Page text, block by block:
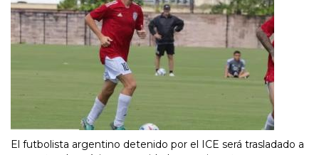
El futbolista argentino detenido por el ICE será trasladado a